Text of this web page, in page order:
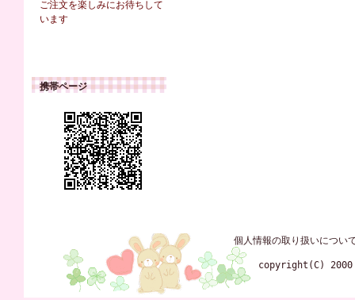
ご注文を楽しみにお待ちして
います
携帯ページ
個人情報の取り扱いについ
copyright(C)